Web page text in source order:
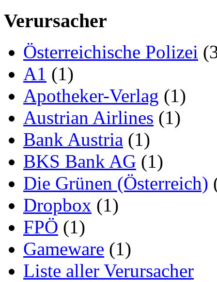
Verursacher
Österreichische Polizei
A1 (1)
Apotheker-Verlag (1)
Austrian Airlines (1)
Bank Austria (1)
BKS Bank AG (1)
Die Grünen (Österreich)
Dropbox (1)
FPÖ (1)
Gameware (1)
Liste aller Verursacher